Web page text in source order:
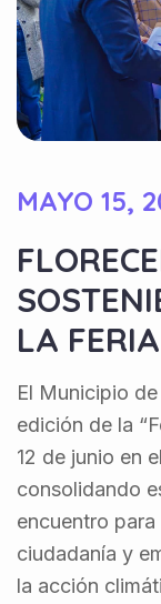
MAYO 15,
LA
El Municipio
edición de la
12 de junio en
consolidando
encuentro
ciudadanía y
la acción